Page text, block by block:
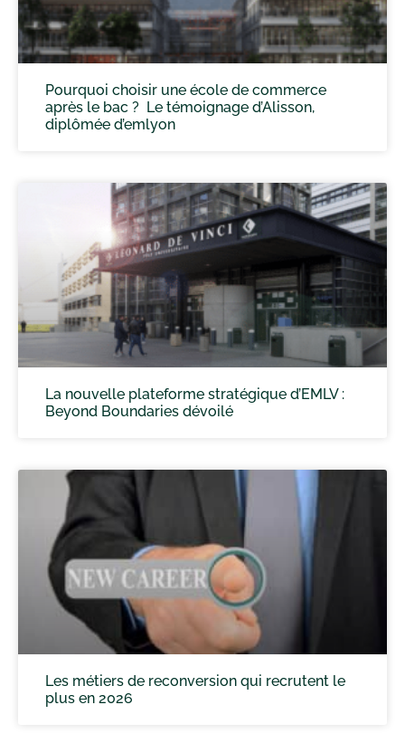
Pourquoi choisir une école de commerce
après le bac ? Le témoignage d’Alisson,
diplômée d’emlyon
La nouvelle plateforme stratégique d’EMLV :
Beyond Boundaries dévoilé
Les métiers de reconversion qui recrutent le
plus en 2026